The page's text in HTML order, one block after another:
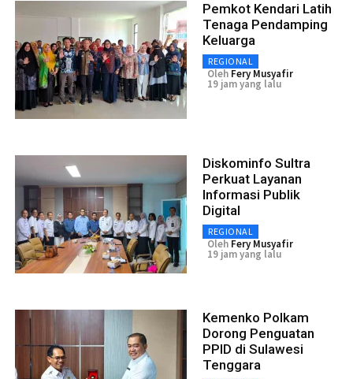
Pemkot Kendari Latih
Tenaga Pendamping
Keluarga
REGIONAL
Oleh Fery Musyafir
19 jam yang lalu
Diskominfo Sultra
Perkuat Layanan
Informasi Publik
Digital
REGIONAL
Oleh Fery Musyafir
19 jam yang lalu
Kemenko Polkam
Dorong Penguatan
PPID di Sulawesi
Tenggara